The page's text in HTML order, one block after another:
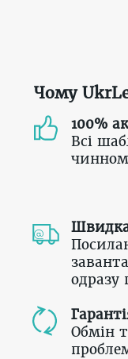
Чому
100%
Всі
одразу
Обмін